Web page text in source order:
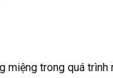
miệng trong quá